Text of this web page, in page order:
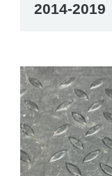
2014-2019